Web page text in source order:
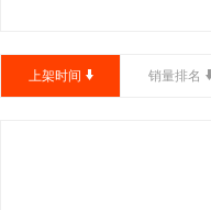
上架时间 销量排名